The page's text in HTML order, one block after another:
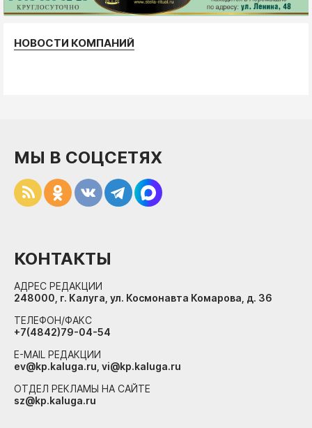
НОВОСТИ КОМПАНИЙ
МЫ В СОЦСЕТЯХ
КОНТАКТЫ
АДРЕС РЕДАКЦИИ
248000, г. Калуга, ул. Космонавта Комарова, д. 36
ТЕЛЕФОН/ФАКС
+7(4842)79-04-54
E-MAIL РЕДАКЦИИ
ev@kp.kaluga.ru, vi@kp.kaluga.ru
ОТДЕЛ РЕКЛАМЫ НА САЙТЕ
sz@kp.kaluga.ru